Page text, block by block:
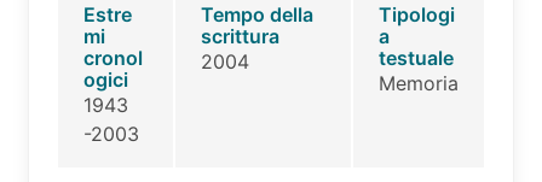
Estre
mi
cronol
ogici
1943
-2003
Tempo della
scrittura
2004
Tipologi
a
testuale
Memoria